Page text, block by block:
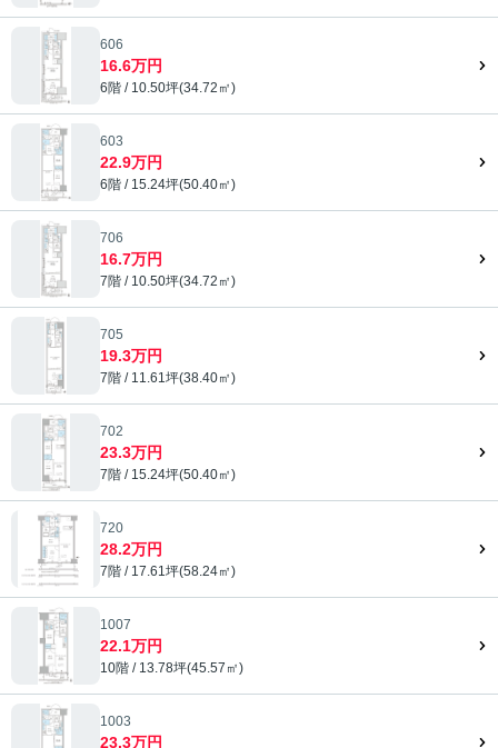
606
16.6万円
6階 / 10.50坪(34.72㎡)
603
22.9万円
6階 / 15.24坪(50.40㎡)
706
16.7万円
7階 / 10.50坪(34.72㎡)
705
19.3万円
7階 / 11.61坪(38.40㎡)
702
23.3万円
7階 / 15.24坪(50.40㎡)
720
28.2万円
7階 / 17.61坪(58.24㎡)
1007
22.1万円
10階 / 13.78坪(45.57㎡)
1003
23.3万円